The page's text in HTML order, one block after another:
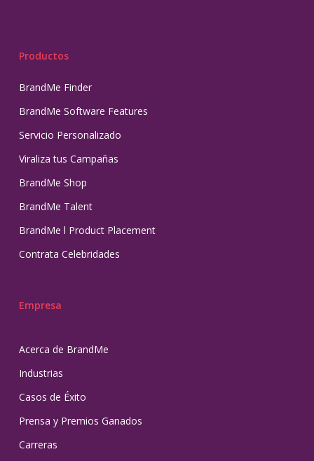
Productos
BrandMe Finder
BrandMe Software Features
Servicio Personalizado
Viraliza tus Campañas
BrandMe Shop
BrandMe Talent
BrandMe l Product Placement
Contrata Celebridades
Empresa
Acerca de BrandMe
Industrias
Casos de Éxito
Prensa y Premios Ganados
Carreras